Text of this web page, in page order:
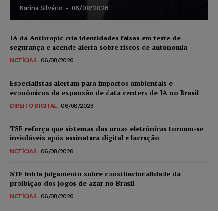
Karina Silvério - 06/08/2026
IA da Anthropic cria identidades falsas em teste de
segurança e acende alerta sobre riscos de autonomia
NOTÍCIAS 06/08/2026
Especialistas alertam para impactos ambientais e
econômicos da expansão de data centers de IA no Brasil
DIREITO DIGITAL 06/08/2026
TSE reforça que sistemas das urnas eletrônicas tornam-se
invioláveis após assinatura digital e lacração
NOTÍCIAS 06/08/2026
STF inicia julgamento sobre constitucionalidade da
proibição dos jogos de azar no Brasil
NOTÍCIAS 06/08/2026